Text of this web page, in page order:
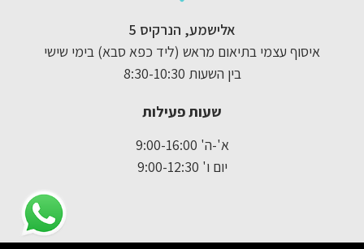
אלישמע, הנרקיס 5
איסוף עצמי בתיאום מראש (ליד כפא סבא) בימי שישי
בין השעות 8:30-10:30
שעות פעילות
א'-ה' 9:00-16:00
יום ו' 9:00-12:30